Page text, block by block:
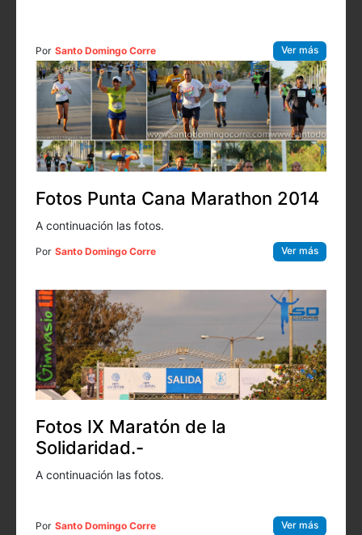
Por Santo Domingo Corre Ver más
Fotos Punta Cana Marathon 2014
A continuación las fotos.
Por Santo Domingo Corre Ver más
Fotos IX Maratón de la
Solidaridad.-
A continuación las fotos.
Por Santo Domingo Corre Ver más